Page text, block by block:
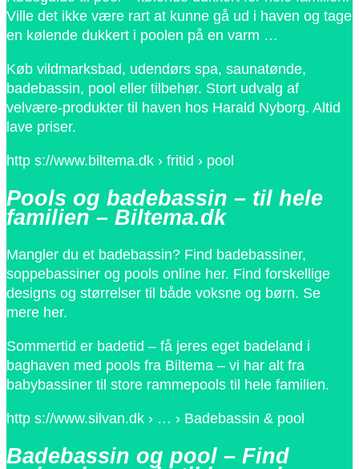
Ville det ikke være rart at kunne gå ud i haven og tage
en kølende dukkert i poolen på en varm …
Køb vildmarksbad, udendørs spa, saunatønde,
badebassin, pool eller tilbehør. Stort udvalg af
velvære-produkter til haven hos Harald Nyborg. Altid
lave priser.
http s://www.biltema.dk › fritid › pool
Pools og badebassin – til hele
familien – Biltema.dk
Mangler du et badebassin? Find badebassiner,
soppebassiner og pools online her. Find forskellige
designs og størrelser til både voksne og børn. Se
mere her.
Sommertid er badetid – få jeres eget badeland i
baghaven med pools fra Biltema – vi har alt fra
babybassiner til store rammepools til hele familien.
http s://www.silvan.dk › … › Badebassin & pool
Badebassin og pool – Find